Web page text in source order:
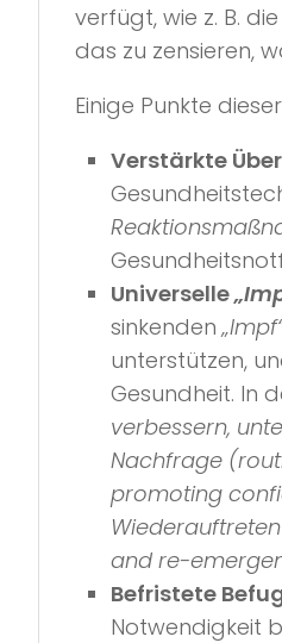
verfügt, wie z. B.
das zu zensieren,
Einige Punkte
Verstärkte
Universelle
sinkenden
unterstützen,
Gesundheit. In
verbessern,
Nachfrage
promoting
and re-
Befristete
Notwendigkeit